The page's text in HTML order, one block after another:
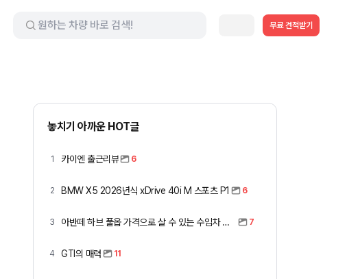
무료 견적받기
놓치기 아까운 HOT글
1 카이엔 출근리뷰 6
2 BMW X5 2026년식 xDrive 40i M 스포츠 P1 6
3 아반떼 하브 풀옵 가격으로 살 수 있는 수입차 모아봤습니다 (중고 포함) 7
4 GTI의 매력 11